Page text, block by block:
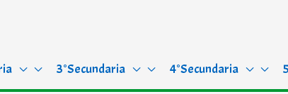
3°Secundaria 4°Secundaria